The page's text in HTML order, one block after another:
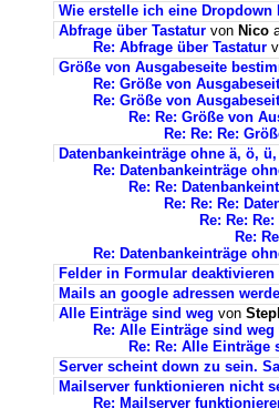
Wie erstelle ich eine Dropdown
Abfrage über Tastatur von Nico
Re: Abfrage über Tastatur
Größe von Ausgabeseite
Re: Größe von
Re: Größe von
Re: Re: Größe von
Re: Re: Re:
Datenbankeinträge ohne ä, ö,
Re: Datenbankeinträge
Re: Re:
Re: Re: Re:
Re: Re:
Re:
Re: Datenbankeinträge
Felder in Formular deaktivieren
Mails an google adressen
Alle Einträge sind weg von
Re: Alle Einträge sind weg
Re: Re: Alle Einträge
Server scheint down zu sein.
Mailserver funktionieren nicht
Re: Mailserver